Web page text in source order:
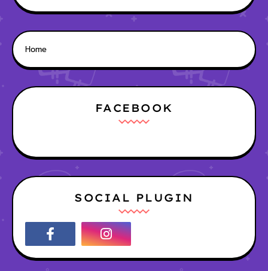
Home
FACEBOOK
SOCIAL PLUGIN